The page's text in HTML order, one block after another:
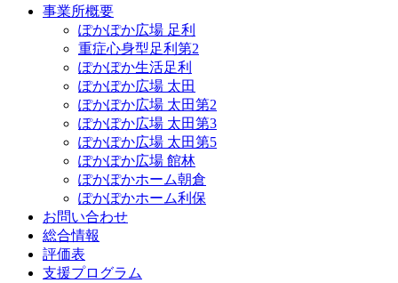
事業所概要
ぽかぽか広場 足利
重症心身型足利第2
ぽかぽか生活足利
ぽかぽか広場 太田
ぽかぽか広場 太田第2
ぽかぽか広場 太田第3
ぽかぽか広場 太田第5
ぽかぽか広場 館林
ぽかぽかホーム朝倉
ぽかぽかホーム利保
お問い合わせ
総合情報
評価表
支援プログラム